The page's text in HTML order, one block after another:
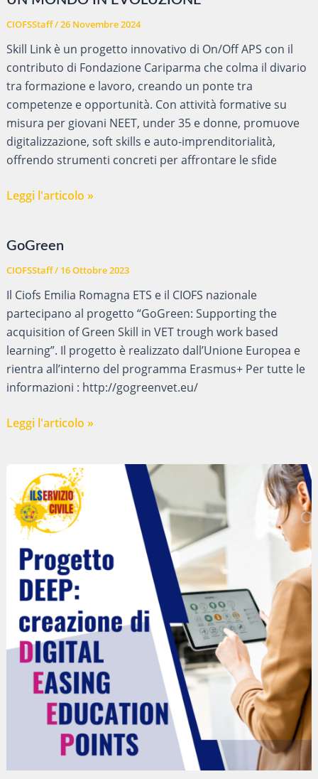
CIOFSStaff/26 Novembre 2024
Skill Link è un progetto innovativo di On/Off APS con il
contributo di Fondazione Cariparma che colma il divario
tra formazione e lavoro, creando un ponte tra
competenze e opportunità. Con attività formative su
misura per giovani NEET, under 35 e donne, promuove
digitalizzazione, soft skills e auto-imprenditorialità,
offrendo strumenti concreti per affrontare le sfide
SKILL
COMPETENZE
PER
UN
MONDO
IN
EVOLUZIONE
Leggi l'articolo »
GoGreen
CIOFSStaff/ 16 Ottobre 2023
Il Ciofs Emilia Romagna ETS e il CIOFS nazionale
partecipano al progetto “GoGreen: Supporting the
acquisition of Green Skill in VET trough work based
learning”. Il progetto è realizzato dall’Unione Europea e
rientra all’interno del programma Erasmus+ Per tutte le
informazioni : http://gogreenvet.eu/
GoGreen
Leggi l'articolo »